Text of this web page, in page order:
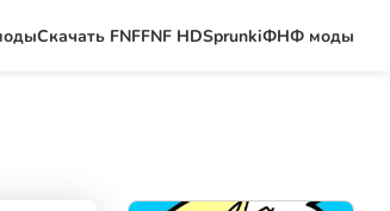
Скачать FNFFNF HDSprunkiФНФ моды